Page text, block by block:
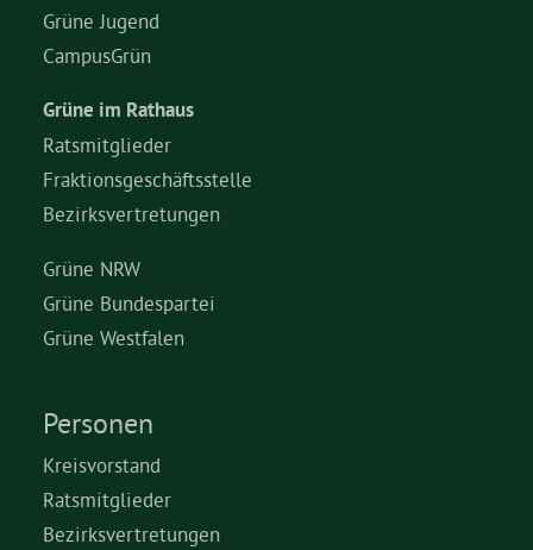
Grüne Jugend
CampusGrün
Grüne im Rathaus
Ratsmitglieder
Fraktionsgeschäftsstelle
Bezirksvertretungen
Grüne NRW
Grüne Bundespartei
Grüne Westfalen
Personen
Kreisvorstand
Ratsmitglieder
Bezirksvertretungen